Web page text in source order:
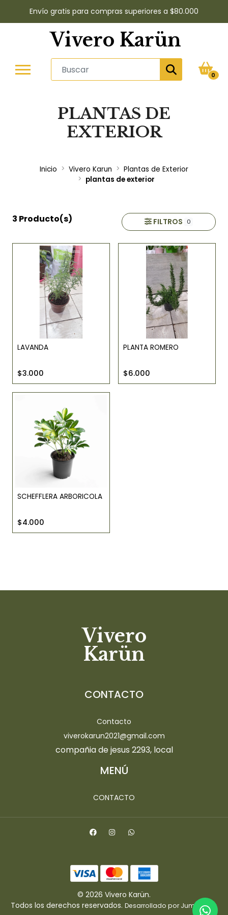
Envío gratis para compras superiores a $80.000
Vivero Karün
0
PLANTAS DE
EXTERIOR
Inicio Vivero Karun
Plantas de Exterior
plantas de exterior
3 Producto(s) FILTROS 0
LAVANDA
$3.000
PLANTA ROMERO
$6.000
SCHEFFLERA ARBORICOLA
$4.000
Vivero
Karün
CONTACTO
Contacto
viverokarun2021@gmail.com
compañia de jesus 2293, local
MENÚ
CONTACTO
© 2026 Vivero Karün.
Todos los derechos reservados. Desarrollado por Jumpseller.